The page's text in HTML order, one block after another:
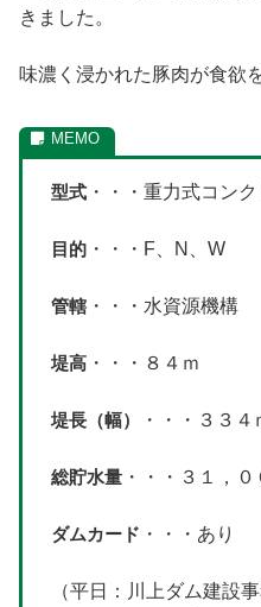
きました。
味濃く浸かれた豚肉が食欲
型式 ・・・重力式コンク
目的 ・・・F、N、W
管轄 ・・・水資源機構
堤高 ・・・８４ｍ
堤長（幅） ・・・３３４
総貯水量 ・・・３１，
ダムカード ・・・あり
（平日：川上ダム建設